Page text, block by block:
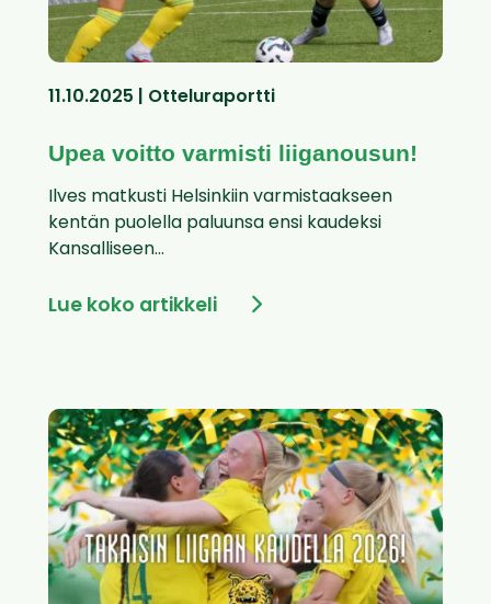
11.10.2025 | Otteluraportti
Upea voitto varmisti liiganousun!
Ilves matkusti Helsinkiin varmistaakseen
kentän puolella paluunsa ensi kaudeksi
Kansalliseen...
Lue koko artikkeli